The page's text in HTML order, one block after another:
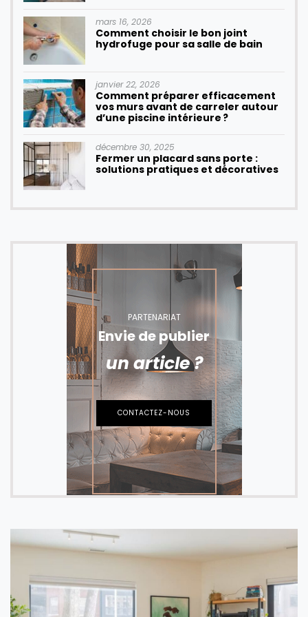
mars 16, 2026
Comment choisir le bon joint
hydrofuge pour sa salle de bain
janvier 22, 2026
Comment préparer efficacement
vos murs avant de carreler autour
d’une piscine intérieure ?
décembre 30, 2025
Fermer un placard sans porte :
solutions pratiques et décoratives
PARTENARIAT
Envie de publier
un article ?
CONTACTEZ-NOUS